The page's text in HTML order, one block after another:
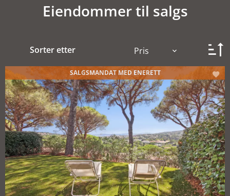
Eiendommer til salgs
Sorter etter Pris
SALGSMANDAT MED ENERETT